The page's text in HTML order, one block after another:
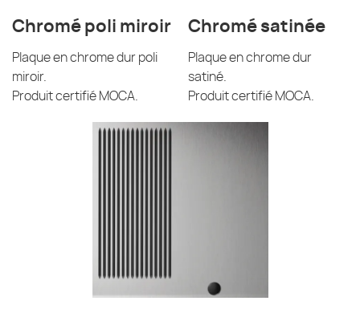
Chromé poli miroir
Plaque en chrome dur poli
miroir.
Produit certifié MOCA.
Chromé satinée
Plaque en chrome dur
satiné.
Produit certifié MOCA.